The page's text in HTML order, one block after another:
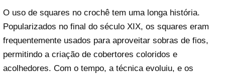
O uso de squares no crochê tem uma longa história.
Popularizados no final do século XIX, os squares eram
frequentemente usados para aproveitar sobras de fios,
permitindo a criação de cobertores coloridos e
acolhedores. Com o tempo, a técnica evoluiu, e os